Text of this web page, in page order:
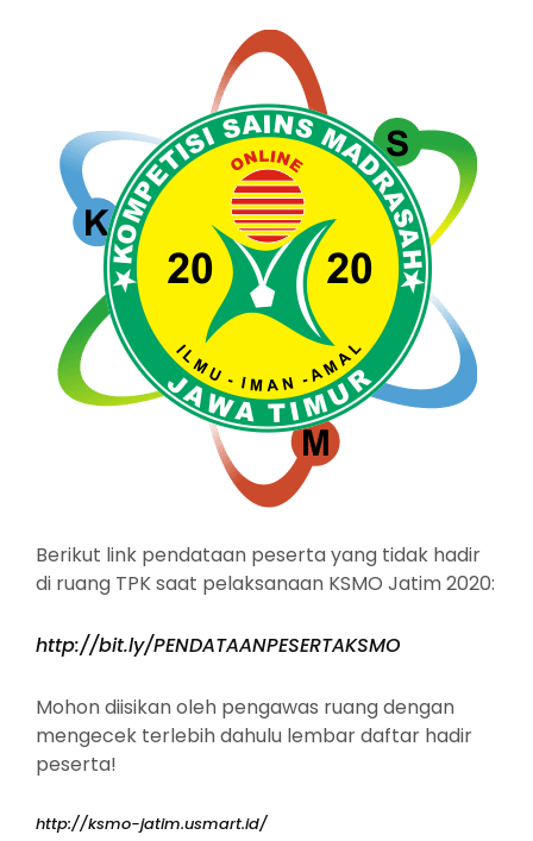
Berikut link pendataan peserta yang tidak hadir
di ruang TPK saat pelaksanaan KSMO Jatim 2020:
http://bit.ly/PENDATAANPESERTAKSMO
Mohon diisikan oleh pengawas ruang dengan
mengecek terlebih dahulu lembar daftar hadir
peserta!
http://ksmo-jatim.usmart.id/